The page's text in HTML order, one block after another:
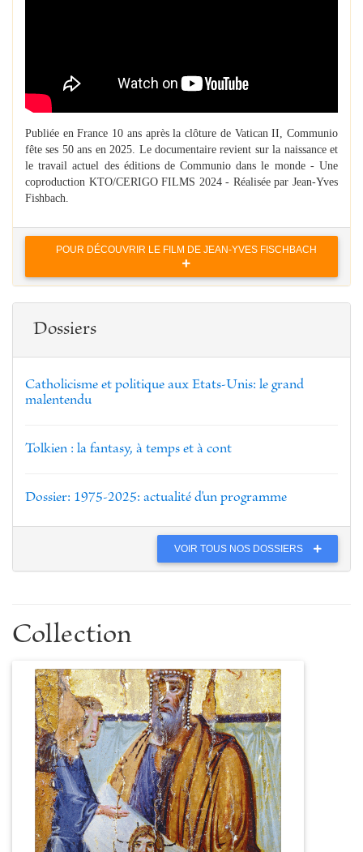
Publiée en France 10 ans après la clôture de Vatican II, Communio
fête ses 50 ans en 2025. Le documentaire revient sur la naissance et
le travail actuel des éditions de Communio dans le monde - Une
coproduction KTO/CERIGO FILMS 2024 - Réalisée par Jean-Yves
Fishbach.
POUR DÉCOUVRIR LE FILM DE JEAN-YVES FISCHBACH
Dossiers
Catholicisme et politique aux Etats-Unis: le grand
malentendu
Tolkien : la fantasy, à temps et à cont
Dossier: 1975-2025: actualité d'un programme
VOIR TOUS NOS DOSSIERS
Collection